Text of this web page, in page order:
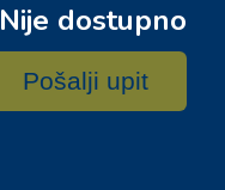
Nije dostupno
Pošalji upit